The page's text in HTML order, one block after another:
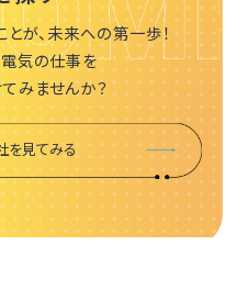
が、未来への第一歩！
気の仕事を
みませんか？
を見てみる